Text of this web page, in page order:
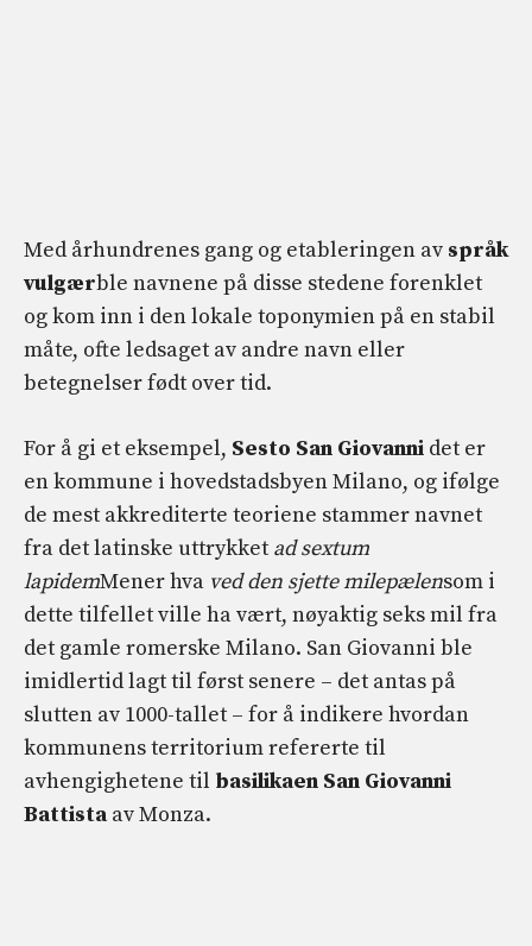
Med århundrenes gang og etableringen av språk
vulgærble navnene på disse stedene forenklet
og kom inn i den lokale toponymien på en stabil
måte, ofte ledsaget av andre navn eller
betegnelser født over tid.
For å gi et eksempel, Sesto San Giovanni det er
en kommune i hovedstadsbyen Milano, og ifølge
de mest akkrediterte teoriene stammer navnet
fra det latinske uttrykket ad sextum
lapidemMener hva ved den sjette milepælensom i
dette tilfellet ville ha vært, nøyaktig seks mil fra
det gamle romerske Milano. San Giovanni ble
imidlertid lagt til først senere – det antas på
slutten av 1000-tallet – for å indikere hvordan
kommunens territorium refererte til
avhengighetene til basilikaen San Giovanni
Battista av Monza.